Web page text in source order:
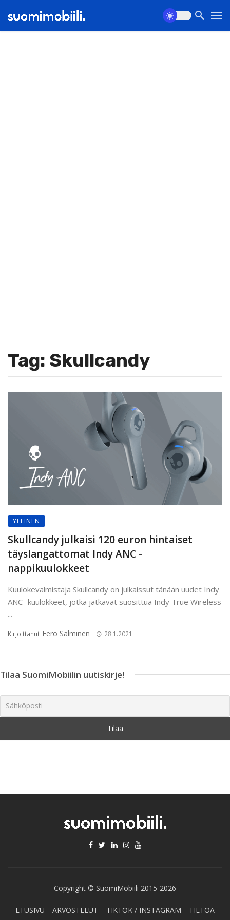
Tag: Skullcandy
YLEINEN
Skullcandy julkaisi 120 euron hintaiset
täyslangattomat Indy ANC -
nappikuulokkeet
Kuulokevalmistaja Skullcandy on julkaissut tänään uudet Indy
ANC -kuulokkeet, jotka jatkavat suosittua Indy True Wireless
...
Kirjoittanut Eero Salminen 28.1.2021
Tilaa SuomiMobiilin uutiskirje!
Copyright © SuomiMobiili 2015-2026
ETUSIVU ARVOSTELUT TIKTOK / INSTAGRAM TIETOA